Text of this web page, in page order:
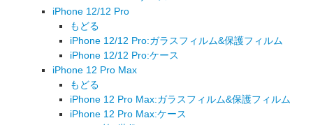
iPhone 12/12 Pro
もどる
iPhone 12/12 Pro:ガラスフィルム&保護フィルム
iPhone 12/12 Pro:ケース
iPhone 12 Pro Max
もどる
iPhone 12 Pro Max:ガラスフィルム&保護フィルム
iPhone 12 Pro Max:ケース